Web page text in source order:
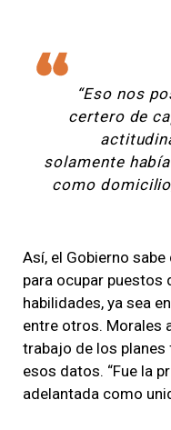
“Eso nos
certero de
solamente
como
Así, el Gobierno
para ocupar puestos
habilidades, ya sea
entre otros. Morales
trabajo de los planes
esos datos. “Fue la
adelantada como